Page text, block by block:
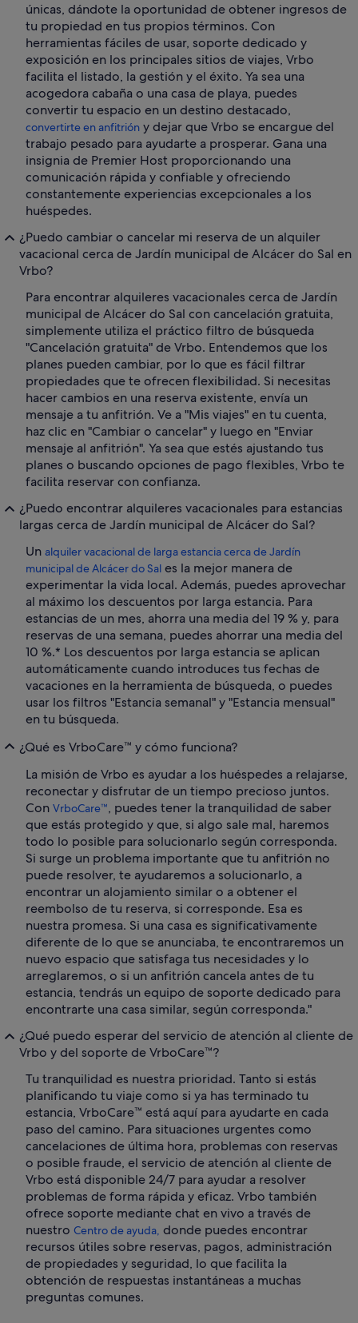
únicas, dándote la oportunidad de obtener ingresos de
tu propiedad en tus propios términos. Con
herramientas fáciles de usar, soporte dedicado y
exposición en los principales sitios de viajes, Vrbo
facilita el listado, la gestión y el éxito. Ya sea una
acogedora cabaña o una casa de playa, puedes
convertir tu espacio en un destino destacado,
convertirte en anfitrión y dejar que Vrbo se encargue del
trabajo pesado para ayudarte a prosperar. Gana una
insignia de Premier Host proporcionando una
comunicación rápida y confiable y ofreciendo
constantemente experiencias excepcionales a los
huéspedes.
¿Puedo cambiar o cancelar mi reserva de un alquiler
vacacional cerca de Jardín municipal de Alcácer do Sal en
Vrbo?
Para encontrar alquileres vacacionales cerca de Jardín
municipal de Alcácer do Sal con cancelación gratuita,
simplemente utiliza el práctico filtro de búsqueda
"Cancelación gratuita" de Vrbo. Entendemos que los
planes pueden cambiar, por lo que es fácil filtrar
propiedades que te ofrecen flexibilidad. Si necesitas
hacer cambios en una reserva existente, envía un
mensaje a tu anfitrión. Ve a "Mis viajes" en tu cuenta,
haz clic en "Cambiar o cancelar" y luego en "Enviar
mensaje al anfitrión". Ya sea que estés ajustando tus
planes o buscando opciones de pago flexibles, Vrbo te
facilita reservar con confianza.
¿Puedo encontrar alquileres vacacionales para estancias
largas cerca de Jardín municipal de Alcácer do Sal?
Un alquiler vacacional de larga estancia cerca de Jardín
municipal de Alcácer do Sal es la mejor manera de
experimentar la vida local. Además, puedes aprovechar
al máximo los descuentos por larga estancia. Para
estancias de un mes, ahorra una media del 19 % y, para
reservas de una semana, puedes ahorrar una media del
10 %.* Los descuentos por larga estancia se aplican
automáticamente cuando introduces tus fechas de
vacaciones en la herramienta de búsqueda, o puedes
usar los filtros "Estancia semanal" y "Estancia mensual"
en tu búsqueda.
¿Qué es VrboCare™ y cómo funciona?
La misión de Vrbo es ayudar a los huéspedes a relajarse,
reconectar y disfrutar de un tiempo precioso juntos.
Con VrboCare™, puedes tener la tranquilidad de saber
que estás protegido y que, si algo sale mal, haremos
todo lo posible para solucionarlo según corresponda.
Si surge un problema importante que tu anfitrión no
puede resolver, te ayudaremos a solucionarlo, a
encontrar un alojamiento similar o a obtener el
reembolso de tu reserva, si corresponde. Esa es
nuestra promesa. Si una casa es significativamente
diferente de lo que se anunciaba, te encontraremos un
nuevo espacio que satisfaga tus necesidades y lo
arreglaremos, o si un anfitrión cancela antes de tu
estancia, tendrás un equipo de soporte dedicado para
encontrarte una casa similar, según corresponda."
¿Qué puedo esperar del servicio de atención al cliente de
Vrbo y del soporte de VrboCare™?
Tu tranquilidad es nuestra prioridad. Tanto si estás
planificando tu viaje como si ya has terminado tu
estancia, VrboCare™ está aquí para ayudarte en cada
paso del camino. Para situaciones urgentes como
cancelaciones de última hora, problemas con reservas
o posible fraude, el servicio de atención al cliente de
Vrbo está disponible 24/7 para ayudar a resolver
problemas de forma rápida y eficaz. Vrbo también
ofrece soporte mediante chat en vivo a través de
nuestro Centro de ayuda, donde puedes encontrar
recursos útiles sobre reservas, pagos, administración
de propiedades y seguridad, lo que facilita la
obtención de respuestas instantáneas a muchas
preguntas comunes.